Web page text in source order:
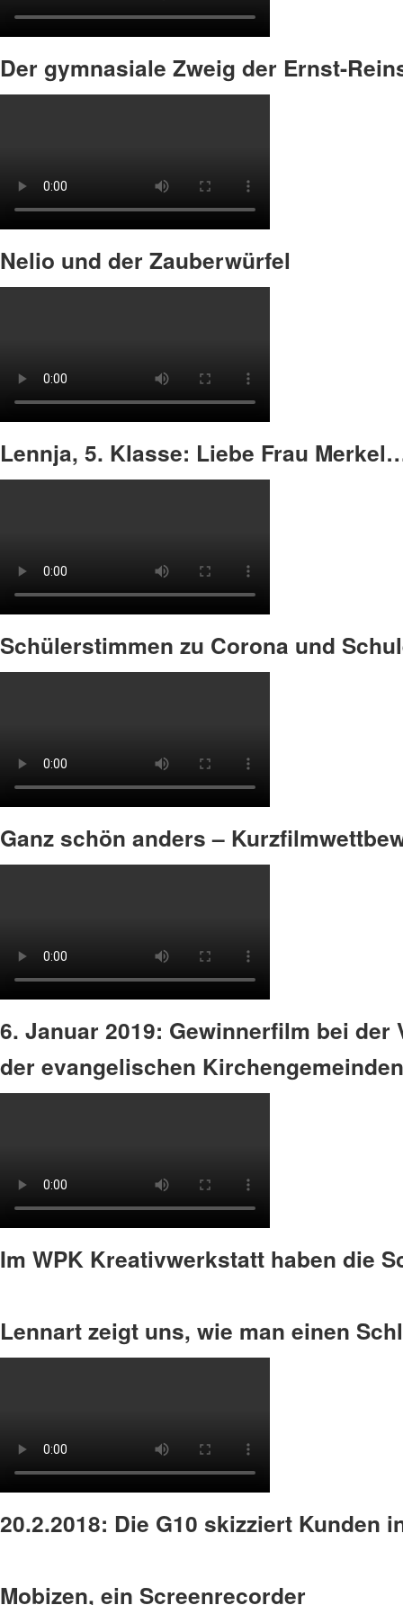
Der gymnasiale Zweig der Ernst-
Nelio und der Zauberwürfel
Lennja, 5. Klasse: Liebe Frau
Schülerstimmen zu Corona und
Ganz schön anders –
6. Januar 2019: Gewinnerfilm bei
der evangelischen
Im WPK Kreativwerkstatt haben die
Lennart zeigt uns, wie man einen
20.2.2018: Die G10 skizziert Kunden
Mobizen, ein Screenrecorder